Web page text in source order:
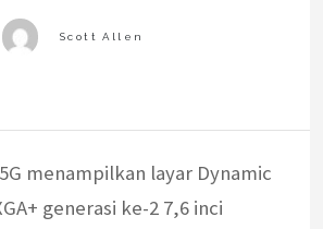
menampilkan layar Dynamic
generasi ke-2 7,6 inci